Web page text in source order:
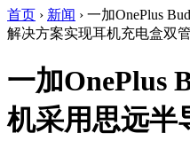
首页 › 新闻 › 一加OnePlus
解决方案实现耳机充电盒双
一加OnePlus
机采用思远半